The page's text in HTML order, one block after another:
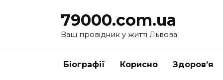
79000.com.ua
Ваш провідник у житті Львова
Біографії Корисно Здоров’я